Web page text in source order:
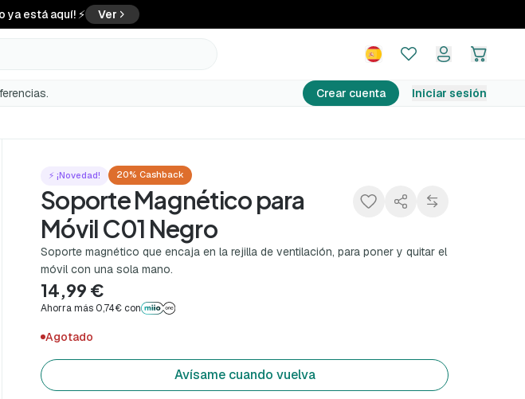
ya está aquí! ⚡ Ver
Crear cuenta Iniciar sesión
Avísame cuando vuelva
⚡ ¡Novedad! 20% Cashback
Soporte Magnético para
Móvil C01 Negro
Soporte magnético que encaja en la rejilla de ventilación, para poner y quitar el
móvil con una sola mano.
14,99 €
Ahorra más 0,74€ con
Agotado
Avísame cuando vuelva